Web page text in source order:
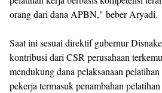
orang dari dana APBN," beber Aryadi.
Saat ini sesuai direktif gubernur
kontribusi dari CSR perusahaan
mendukung dana pelaksanaan
pekerja termasuk penambahan